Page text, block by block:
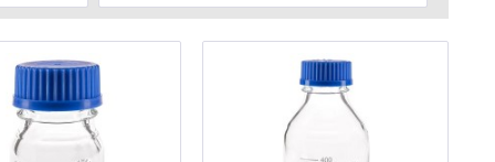
Blu(2)
Rosso
2)
36,5 mm(2)